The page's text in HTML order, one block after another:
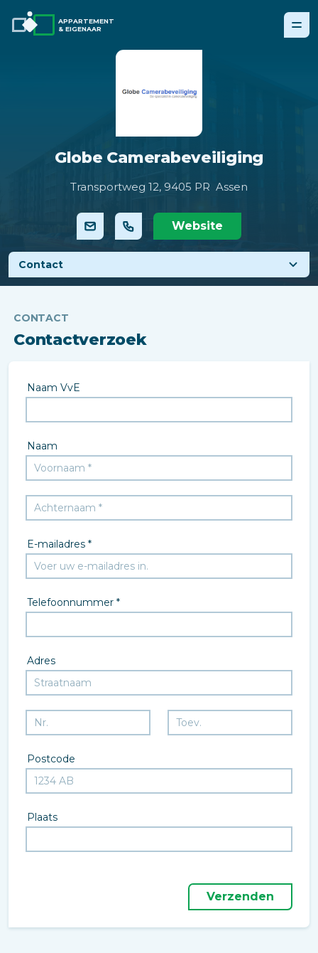
APPARTEMENT
& EIGENAAR
Globe Camerabeveiliging
Transportweg 12, 9405 PR Assen
Website
Contact
CONTACT
Contactverzoek
Naam VvE
Naam
E-mailadres *
Telefoonnummer *
Adres
Postcode
Plaats
Verzenden